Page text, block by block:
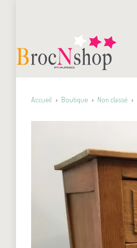
Accueil Boutique Non classé